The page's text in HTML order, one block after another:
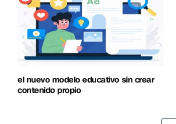
el nuevo modelo educativo sin crear
contenido propio